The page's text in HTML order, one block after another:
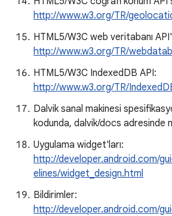
http://www.w3.org/TR/
HTML5/W3C web veritabanı
http://www.w3.org/TR/
HTML5/W3C IndexedDB API:
http://www.w3.org/TR/
Dalvik sanal makinesi
kodunda, dalvik/docs adresinde
Uygulama widget'ları:
http://developer.android.com/
elines/widget_design.html
Bildirimler:
http://developer.android.com/